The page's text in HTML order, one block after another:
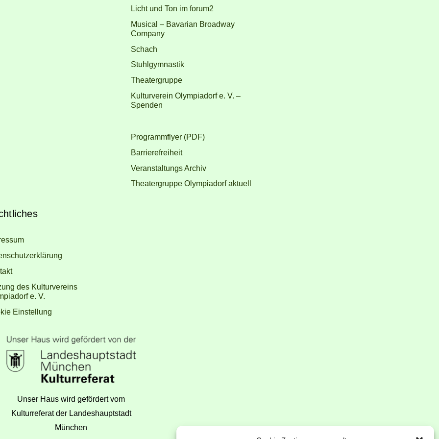
Licht und Ton im forum2
Musical – Bavarian Broadway
Company
Schach
Stuhlgymnastik
Theatergruppe
Kulturverein Olympiadorf e. V. –
Spenden
Programmflyer (PDF)
Barrierefreiheit
Veranstaltungs Archiv
Theatergruppe Olympiadorf aktuell
des Kulturvereins
e. V.
Einstellung
Unser Haus wird gefördert vom
Kulturreferat der Landeshauptstadt
München